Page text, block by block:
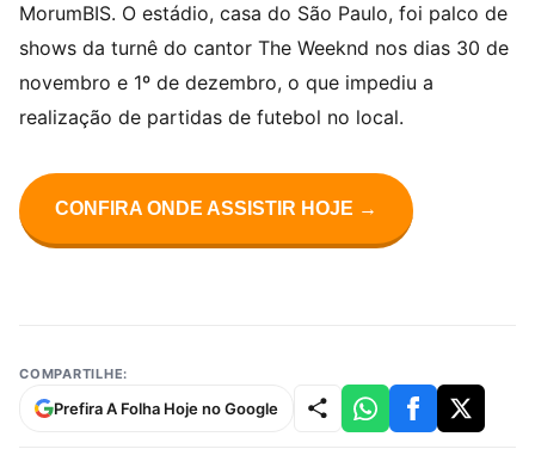
MorumBIS. O estádio, casa do São Paulo, foi palco de
shows da turnê do cantor The Weeknd nos dias 30 de
novembro e 1º de dezembro, o que impediu a
realização de partidas de futebol no local.
CONFIRA ONDE ASSISTIR HOJE →
COMPARTILHE:
Prefira A Folha Hoje no Google